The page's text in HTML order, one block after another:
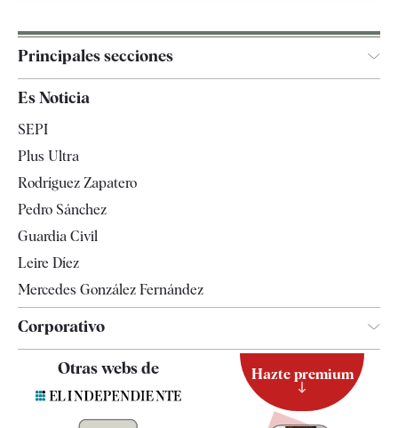
Principales secciones
España
Televisión
Es Noticia
SEPI
Plus Ultra
Rodríguez Zapatero
Pedro Sánchez
Guardia Civil
Leire Díez
Mercedes González Fernández
Corporativo
Contacto
Otras webs de Hazte premium